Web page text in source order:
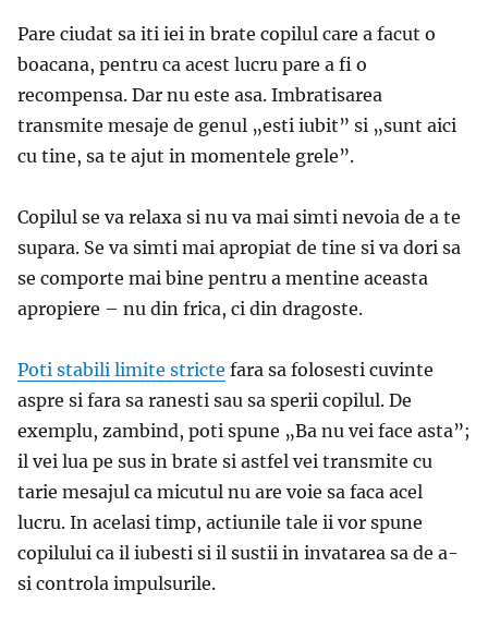
Pare ciudat sa iti iei in brate copilul care a facut o
boacana, pentru ca acest lucru pare a fi o
recompensa. Dar nu este asa. Imbratisarea
transmite mesaje de genul „esti iubit” si „sunt aici
cu tine, sa te ajut in momentele grele”.
Copilul se va relaxa si nu va mai simti nevoia de a te
supara. Se va simti mai apropiat de tine si va dori sa
se comporte mai bine pentru a mentine aceasta
apropiere – nu din frica, ci din dragoste.
Poti stabili limite stricte fara sa folosesti cuvinte
aspre si fara sa ranesti sau sa sperii copilul. De
exemplu, zambind, poti spune „Ba nu vei face asta”;
il vei lua pe sus in brate si astfel vei transmite cu
tarie mesajul ca micutul nu are voie sa faca acel
lucru. In acelasi timp, actiunile tale ii vor spune
copilului ca il iubesti si il sustii in invatarea sa de a-
si controla impulsurile.